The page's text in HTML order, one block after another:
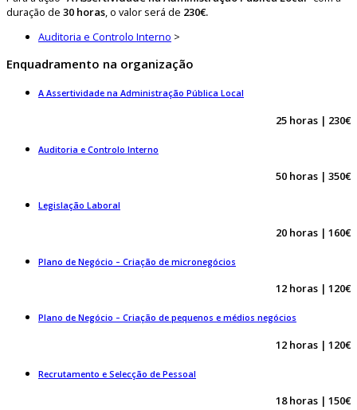
duração de 30 horas, o valor será de 230€.
Auditoria e Controlo Interno >
Enquadramento na organização
A Assertividade na Administração Pública Local
25 horas | 230€
Auditoria e Controlo Interno
50 horas | 350€
Legislação Laboral
20 horas | 160€
Plano de Negócio – Criação de micronegócios
12 horas | 120€
Plano de Negócio – Criação de pequenos e médios negócios
12 horas | 120€
Recrutamento e Selecção de Pessoal
18 horas | 150€